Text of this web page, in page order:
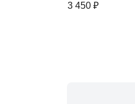
3 450 ₽